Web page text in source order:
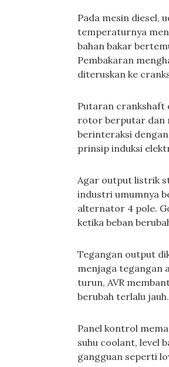
Pada mesin diesel,
temperaturnya
bahan bakar
Pembakaran
diteruskan ke
Putaran crankshaft
rotor berputar dan
berinteraksi
prinsip induksi
Agar output listrik
industri umumnya
alternator 4 pole.
ketika beban
Tegangan output
menjaga tegangan
turun, AVR
berubah terlalu jauh.
Panel kontrol
suhu coolant, level
gangguan seperti